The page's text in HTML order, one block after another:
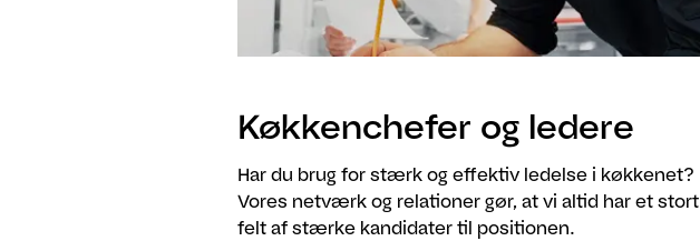
Køkkenchefer og ledere
Har du brug for stærk og effektiv ledelse i køkkenet?
Vores netværk og relationer gør, at vi altid har et stort
felt af stærke kandidater til positionen.